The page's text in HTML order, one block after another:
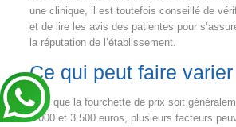
une clinique, il est toutefois conseillé de
et de lire les avis des patientes pour
la réputation de l’établissement.
Ce qui peut faire
Bien que la fourchette de prix soit
2 000 et 3 500 euros, plusieurs facteurs